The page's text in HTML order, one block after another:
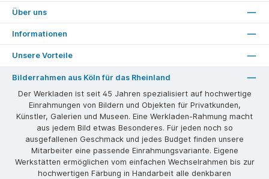
Über uns
Informationen
Unsere Vorteile
Bilderrahmen aus Köln für das Rheinland
Der Werkladen ist seit 45 Jahren spezialisiert auf hochwertige
Einrahmungen von Bildern und Objekten für Privatkunden,
Künstler, Galerien und Museen. Eine Werkladen-Rahmung macht
aus jedem Bild etwas Besonderes. Für jeden noch so
ausgefallenen Geschmack und jedes Budget finden unsere
Mitarbeiter eine passende Einrahmungsvariante. Eigene
Werkstätten ermöglichen vom einfachen Wechselrahmen bis zur
hochwertigen Färbung in Handarbeit alle denkbaren